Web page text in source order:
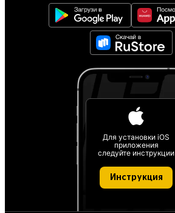
Для установки iOS
приложения
следуйте инструкции
Инструкция